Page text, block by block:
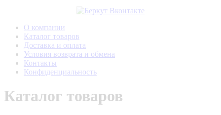
О компании
Каталог товаров
Доставка и оплата
Условия возврата и обмена
Контакты
Конфиденциальность
Каталог товаров